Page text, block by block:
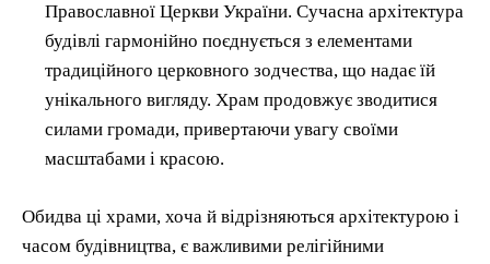
Православної Церкви України. Сучасна архітектура
будівлі гармонійно поєднується з елементами
традиційного церковного зодчества, що надає їй
унікального вигляду. Храм продовжує зводитися
силами громади, привертаючи увагу своїми
масштабами і красою.
Обидва ці храми, хоча й відрізняються архітектурою і
часом будівництва, є важливими релігійними